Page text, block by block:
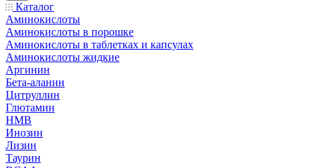
Каталог
Аминокислоты
Аминокислоты в порошке
Аминокислоты в таблетках и капсулах
Аминокислоты жидкие
Аргинин
Бета-аланин
Цитруллин
Глютамин
HMB
Инозин
Лизин
Таурин